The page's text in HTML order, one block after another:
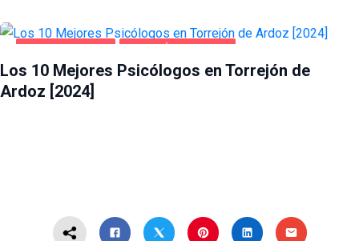
Los 10 Mejores Psicólogos en Torrejón de
Ardoz [2024]